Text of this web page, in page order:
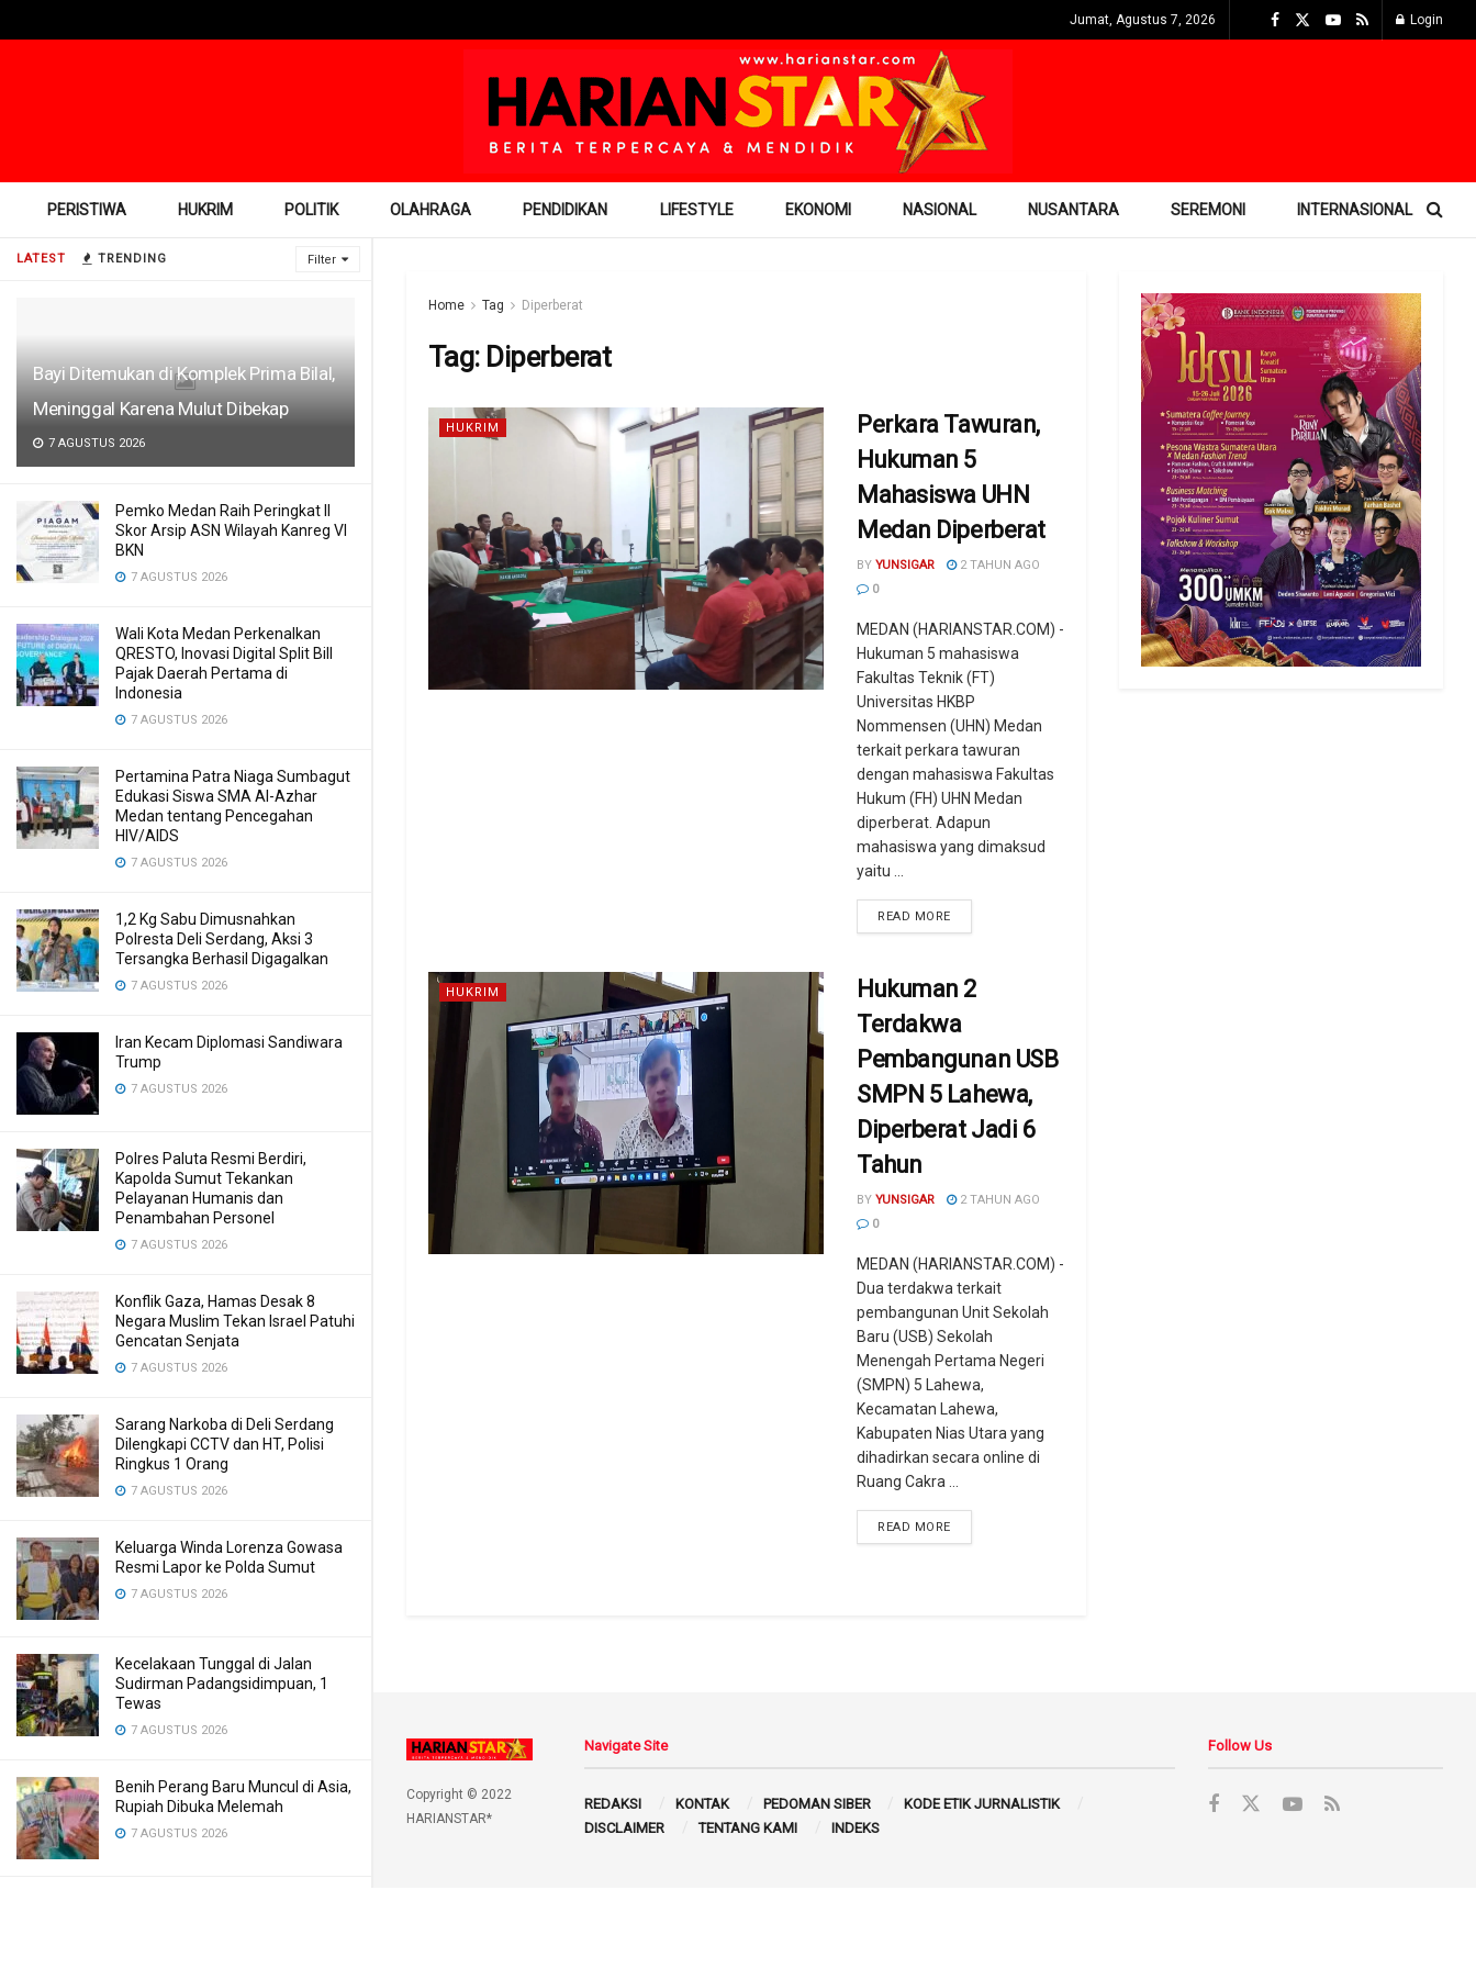
LATEST TRENDING Filter
Bayi Ditemukan di Komplek Prima Bilal,
Meninggal Karena Mulut Dibekap
7 AGUSTUS 2026
Pemko Medan Raih Peringkat II
Skor Arsip ASN Wilayah Kanreg VI
BKN
7 AGUSTUS 2026
Wali Kota Medan Perkenalkan
QRESTO, Inovasi Digital Split Bill
Pajak Daerah Pertama di
Indonesia
7 AGUSTUS 2026
Pertamina Patra Niaga Sumbagut
Edukasi Siswa SMA Al-Azhar
Medan tentang Pencegahan
HIV/AIDS
7 AGUSTUS 2026
1,2 Kg Sabu Dimusnahkan
Polresta Deli Serdang, Aksi 3
Tersangka Berhasil Digagalkan
7 AGUSTUS 2026
Iran Kecam Diplomasi Sandiwara
Trump
7 AGUSTUS 2026
Polres Paluta Resmi Berdiri,
Kapolda Sumut Tekankan
Pelayanan Humanis dan
Penambahan Personel
7 AGUSTUS 2026
Konflik Gaza, Hamas Desak 8
Negara Muslim Tekan Israel Patuhi
Gencatan Senjata
7 AGUSTUS 2026
Sarang Narkoba di Deli Serdang
Dilengkapi CCTV dan HT, Polisi
Ringkus 1 Orang
7 AGUSTUS 2026
Keluarga Winda Lorenza Gowasa
Resmi Lapor ke Polda Sumut
7 AGUSTUS 2026
Kecelakaan Tunggal di Jalan
Sudirman Padangsidimpuan, 1
Tewas
7 AGUSTUS 2026
Benih Perang Baru Muncul di Asia,
Rupiah Dibuka Melemah
7 AGUSTUS 2026
Jumat, Agustus 7, 2026 Login
PERISTIWA HUKRIM POLITIK OLAHRAGA PENDIDIKAN LIFESTYLE EKONOMI NASIONAL NUSANTARA SEREMONI INTERNASIONAL
Home Tag Diperberat
Tag: Diperberat
HUKRIM
Perkara Tawuran,
Hukuman 5
Mahasiswa UHN
Medan Diperberat
BY YUNSIGAR
2 TAHUN AGO
0
MEDAN (HARIANSTAR.COM) -
Hukuman 5 mahasiswa
Fakultas Teknik (FT)
Universitas HKBP
Nommensen (UHN) Medan
terkait perkara tawuran
dengan mahasiswa Fakultas
Hukum (FH) UHN Medan
diperberat. Adapun
mahasiswa yang dimaksud
yaitu ...
READ MORE
HUKRIM
Hukuman 2
Terdakwa
Pembangunan USB
SMPN 5 Lahewa,
Diperberat Jadi 6
Tahun
BY YUNSIGAR
2 TAHUN AGO
0
MEDAN (HARIANSTAR.COM) -
Dua terdakwa terkait
pembangunan Unit Sekolah
Baru (USB) Sekolah
Menengah Pertama Negeri
(SMPN) 5 Lahewa,
Kecamatan Lahewa,
Kabupaten Nias Utara yang
dihadirkan secara online di
Ruang Cakra ...
READ MORE
Copyright © 2022
HARIANSTAR*
Navigate Site
REDAKSI KONTAK PEDOMAN SIBER
KODE ETIK JURNALISTIK
DISCLAIMER
TENTANG KAMI INDEKS
Follow Us